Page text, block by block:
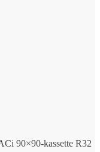
90×90-kassette R32